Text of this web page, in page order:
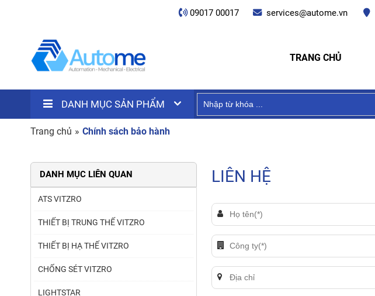
09017 00017 services@autome.vn
TRANG CHỦ
DANH MỤC SẢN PHẨM
Trang chủ » Chính sách bảo hành
DANH MỤC LIÊN QUAN
ATS VITZRO
THIẾT BỊ TRUNG THẾ VITZRO
THIẾT BỊ HẠ THẾ VITZRO
CHỐNG SÉT VITZRO
LIGHTSTAR
LIÊN HỆ